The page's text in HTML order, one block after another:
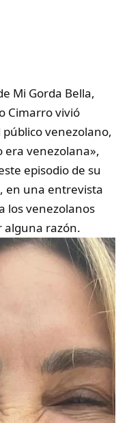
Mi Gorda Bella,
Cimarro vivió
venezolano,
era venezolana»,
episodio de su
en una entrevista
los venezolanos
alguna razón.